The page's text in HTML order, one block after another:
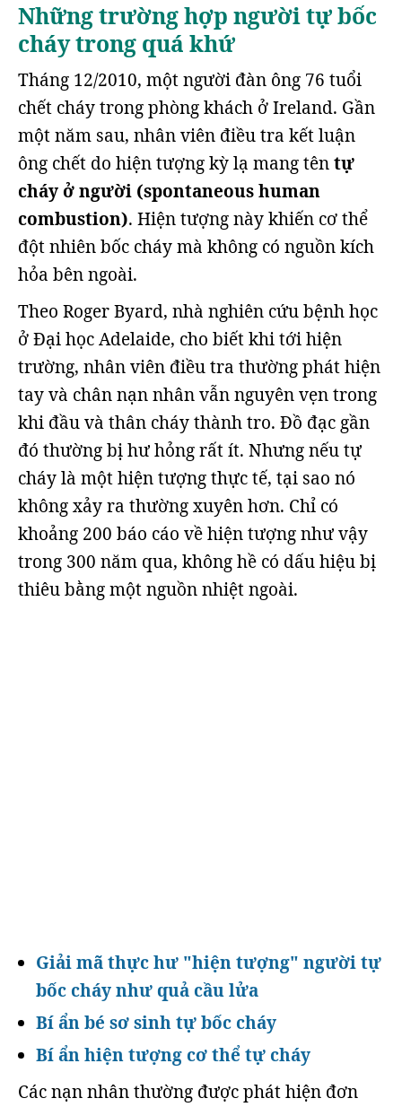
Những trường hợp người tự bốc
cháy trong quá khứ
Tháng 12/2010, một người đàn ông 76 tuổi
chết cháy trong phòng khách ở Ireland. Gần
một năm sau, nhân viên điều tra kết luận
ông chết do hiện tượng kỳ lạ mang têntự
cháy ở người (spontaneous human
combustion). Hiện tượng này khiến cơ thể
đột nhiên bốc cháy mà không có nguồn kích
hỏa bên ngoài.
Theo Roger Byard, nhà nghiên cứu bệnh học
ở Đại học Adelaide, cho biết khi tới hiện
trường, nhân viên điều tra thường phát hiện
tay và chân nạn nhân vẫn nguyên vẹn trong
khi đầu và thân cháy thành tro. Đồ đạc gần
đó thường bị hư hỏng rất ít. Nhưng nếu tự
cháy là một hiện tượng thực tế, tại sao nó
không xảy ra thường xuyên hơn. Chỉ có
khoảng 200 báo cáo về hiện tượng như vậy
trong 300 năm qua, không hề có dấu hiệu bị
thiêu bằng một nguồn nhiệt ngoài.
Giải mã thực hư "hiện tượng" người tự
bốc cháy như quả cầu lửa
Bí ẩn bé sơ sinh tự bốc cháy
Bí ẩn hiện tượng cơ thể tự cháy
Các nạn nhân thường được phát hiện đơn